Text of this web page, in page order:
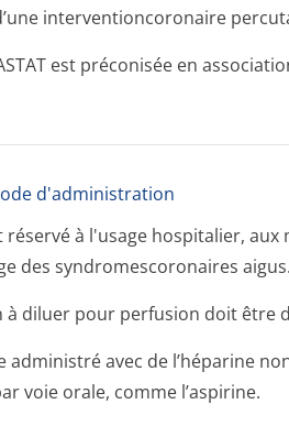
interventionco­ronaire
est préconisée en
d'administration
réservé à l'usage hospitalier,
des syndromescoro­naires aigus.
à diluer pour perfusion doit être
administré avec de l’héparine
voie orale, comme l’aspirine.